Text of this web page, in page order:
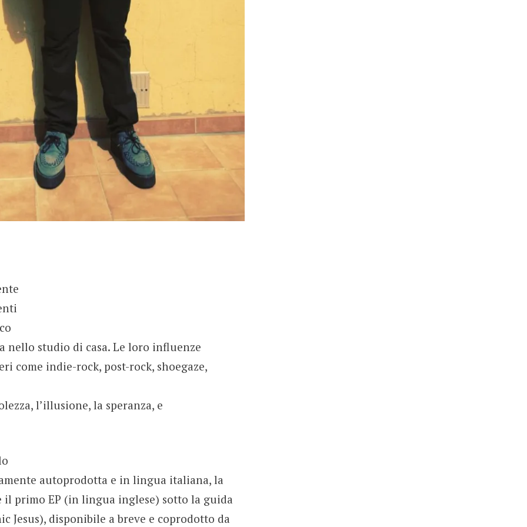
nello studio di casa. Le loro influenze
come indie-rock, post-rock, shoegaze,
l’illusione, la speranza, e
autoprodotta e in lingua italiana, la
primo EP (in lingua inglese) sotto la guida
Jesus), disponibile a breve e coprodotto da